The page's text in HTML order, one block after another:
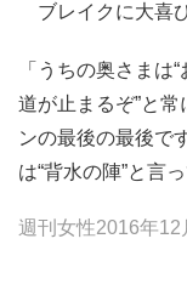
ブレイクに大喜
「うちの奥さまは
道が止まるぞ”と
ンの最後の最後で
は“背水の陣”と言
週刊女性2016年12